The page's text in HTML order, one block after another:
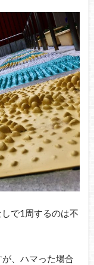
で1周するのは不
、ハマった場合